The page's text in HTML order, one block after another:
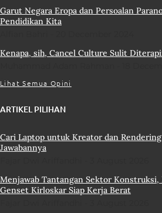
Garut Negara Eropa dan Persoalan
Pendidikan Kita
Kenapa, sih, Cancel Culture Sulit
Lihat Semua Opini
ARTIKEL PILIHAN
Cari Laptop untuk Kreator dan Rendering
Jawabannya
Menjawab Tantangan Sektor Konstruksi,
Genset Kirloskar Siap Kerja Berat